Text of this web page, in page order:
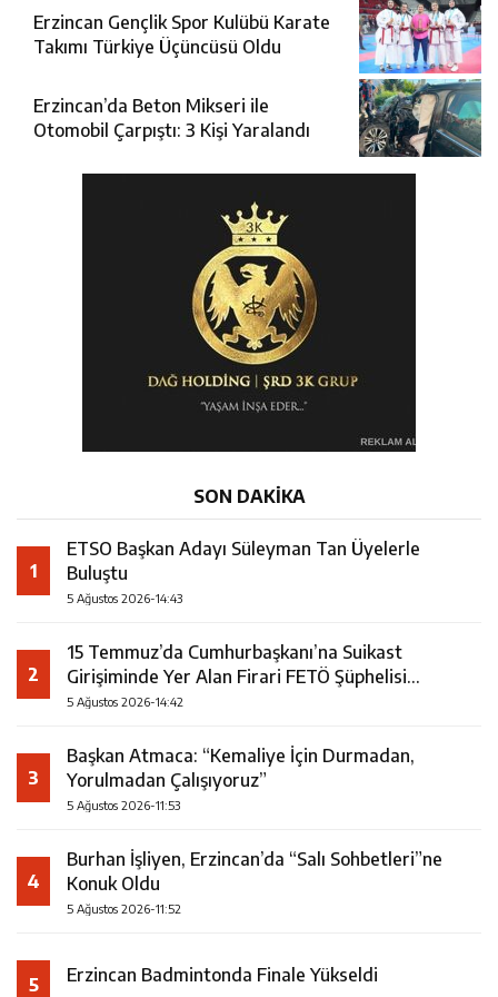
Erzincan Gençlik Spor Kulübü Karate
Takımı Türkiye Üçüncüsü Oldu
Erzincan’da Beton Mikseri ile
Otomobil Çarpıştı: 3 Kişi Yaralandı
SON DAKİKA
1
ETSO Başkan Adayı Süleyman Tan Üyelerle
Buluştu
5 Ağustos 2026-14:43
2
15 Temmuz’da Cumhurbaşkanı’na Suikast
Girişiminde Yer Alan Firari FETÖ Şüphelisi
Yakalandı
5 Ağustos 2026-14:42
3
Başkan Atmaca: “Kemaliye İçin Durmadan,
Yorulmadan Çalışıyoruz”
5 Ağustos 2026-11:53
4
Burhan İşliyen, Erzincan’da “Salı Sohbetleri”ne
Konuk Oldu
5 Ağustos 2026-11:52
5 Erzincan Badmintonda Finale Yükseldi